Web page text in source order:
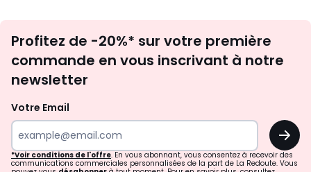
newsletter
Profitez de -20%* sur votre première
commande en vous inscrivant à notre
newsletter
Votre Email
OK
*Voir conditions de l'offre. En vous abonnant, vous consentez à recevoir des
communications commerciales personnalisées de la part de La Redoute. Vous